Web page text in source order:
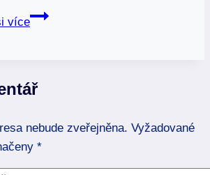
více
Kunzit:
emocionálního
nebude zveřejněna. Vyžadované
*